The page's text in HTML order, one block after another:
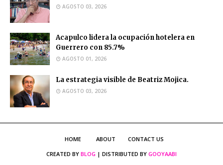
AGOSTO 03, 2026
Acapulco lidera la ocupación hotelera en
Guerrero con 85.7%
AGOSTO 01, 2026
La estrategia visible de Beatriz Mojica.
AGOSTO 03, 2026
HOME ABOUT
CONTACT US
CREATED BY BLOG | DISTRIBUTED BY GOOYAABI